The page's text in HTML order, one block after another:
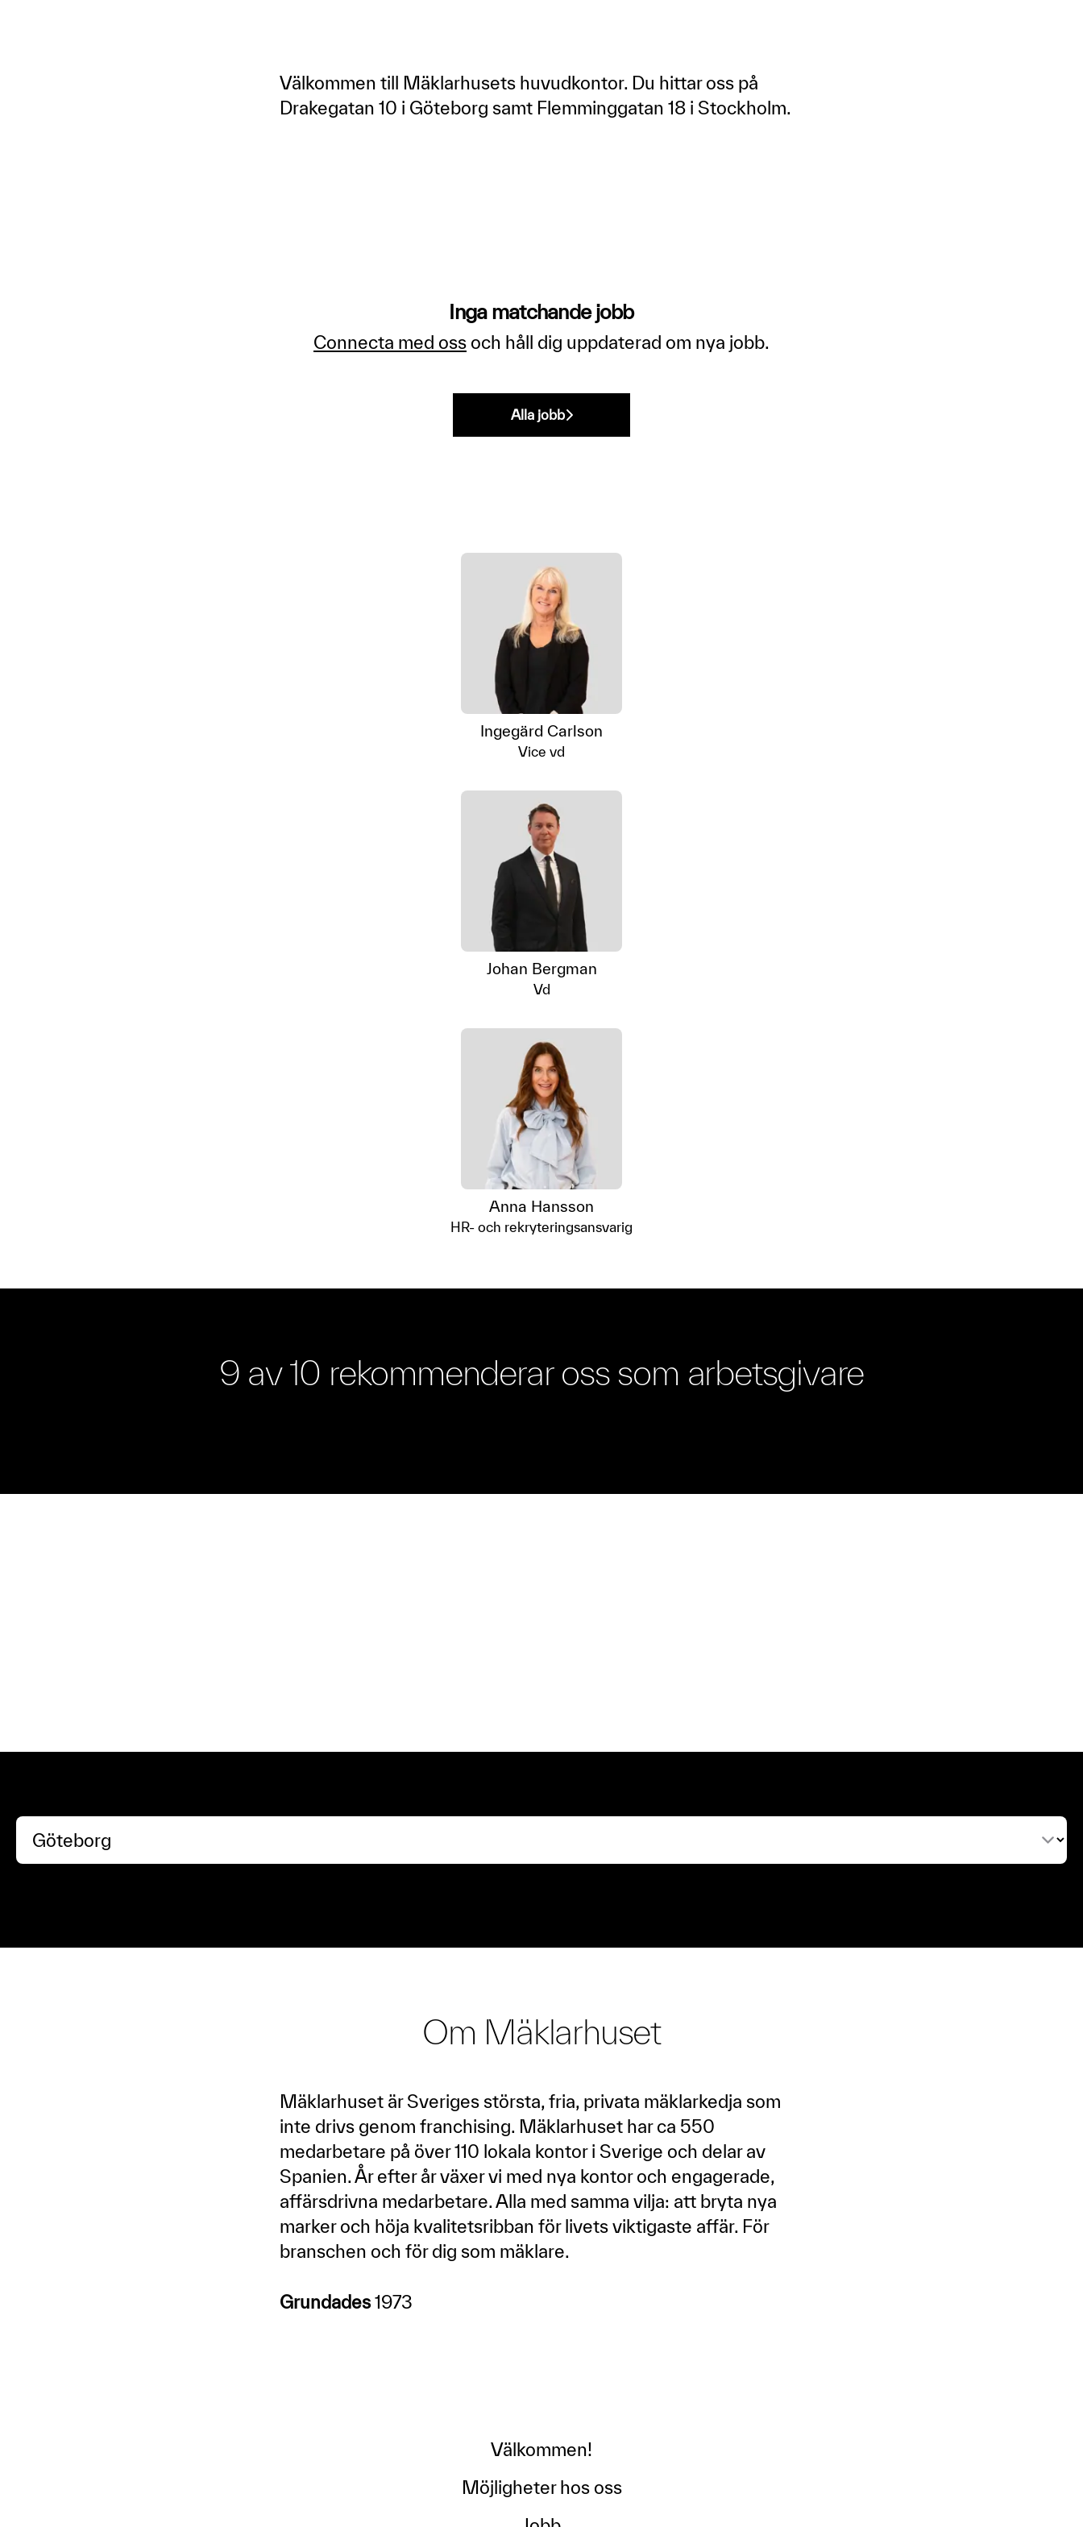
Välkommen till Mäklarhusets huvudkontor. Du hittar oss på
Drakegatan 10 i Göteborg samt Flemminggatan 18 i Stockholm.
Inga matchande jobb
Connecta med oss och håll dig uppdaterad om nya jobb.
Alla jobb
Ingegärd Carlson
Vice vd
Johan Bergman
Vd
Anna Hansson
HR- och rekryteringsansvarig
9 av 10 rekommenderar oss som arbetsgivare
Om Mäklarhuset
Mäklarhuset är Sveriges största, fria, privata mäklarkedja som
inte drivs genom franchising. Mäklarhuset har ca 550
medarbetare på över 110 lokala kontor i Sverige och delar av
Spanien. År efter år växer vi med nya kontor och engagerade,
affärsdrivna medarbetare. Alla med samma vilja: att bryta nya
marker och höja kvalitetsribban för livets viktigaste affär. För
branschen och för dig som mäklare.
Grundades 1973
Välkommen!
Möjligheter hos oss